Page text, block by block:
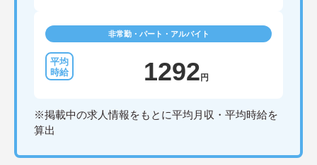
非常勤・パート・アルバイト
1292 円
※掲載中の求人情報をもとに平均月収・平均時給を
算出